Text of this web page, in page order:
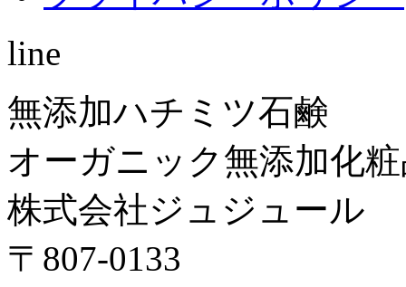
line
無添加ハチミツ石鹸
オーガニック無添加化
株式会社ジュジュール
〒807-0133